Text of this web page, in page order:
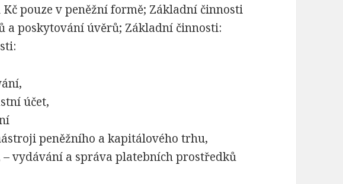
pouze v peněžní formě; Základní činnosti
poskytování úvěrů; Základní činnosti:
účet,
peněžního a kapitálového trhu,
– vydávání a správa platebních prostředků